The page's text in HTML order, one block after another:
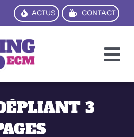
ACTUS CONTACT
CRÉER
3